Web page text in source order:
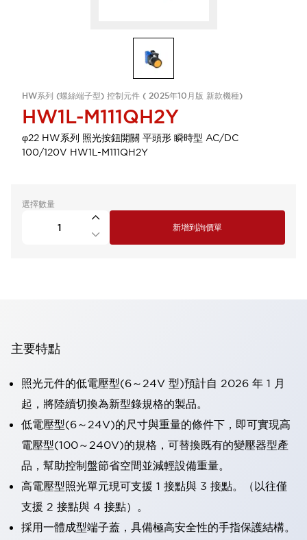
HW系列 (螺絲端子型) 控制元件 ( 2025年10月版 新款機種)
HW1L-M111QH2Y
φ22 HW系列 照光按鈕開關 平頭形 瞬時型 AC/DC
100/120V HW1L-M111QH2Y
選擇數量
新增到詢價單
主要特點
照光元件的低電壓型(6～24V 型)預計自 2026 年 1 月
起，將陸續切換為新型錄規格的製品。
低電壓型(6～24V)的尺寸與重量的條件下，即可實現高
電壓型(100～240V)的規格，可替換既有的變壓器型產
品，幫助控制盤節省空間並減輕設備重量。
高電壓型照光單元現可支援 1 接點與 3 接點。（以往僅
支援 2 接點與 4 接點）。
採用一體成型端子蓋，具備極高安全性的手指保護結構。